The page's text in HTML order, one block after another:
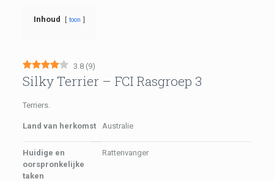
Inhoud toon
3.8 (9)
Silky Terrier – FCI Rasgroep 3
Terriers.
Land van herkomst Australie
Huidige en
oorspronkelijke
taken
Rattenvanger